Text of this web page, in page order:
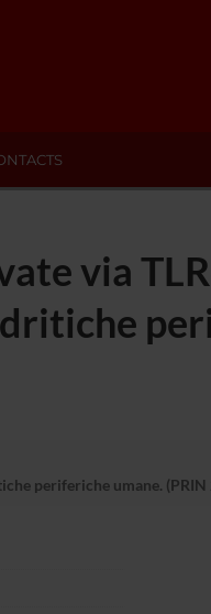
via
periferiche umane. (PRIN